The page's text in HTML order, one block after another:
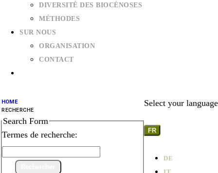
DIVERSITÉ DES BIOCÉNOSES
MÉTHODES
SUR NOUS
ORGANISATION
CONTACT
Select your language
FR
DE
HOME
RECHERCHE
Search Form
Termes de recherche: